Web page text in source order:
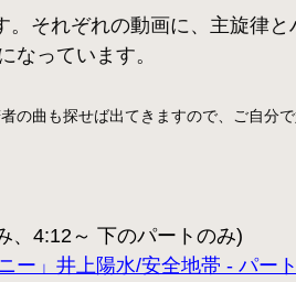
。それぞれの動画に、主旋律
なっています。
の曲も探せば出てきますので、ご自分
、4:12～ 下のパートのみ)
ー」井上陽水/安全地帯 - パー